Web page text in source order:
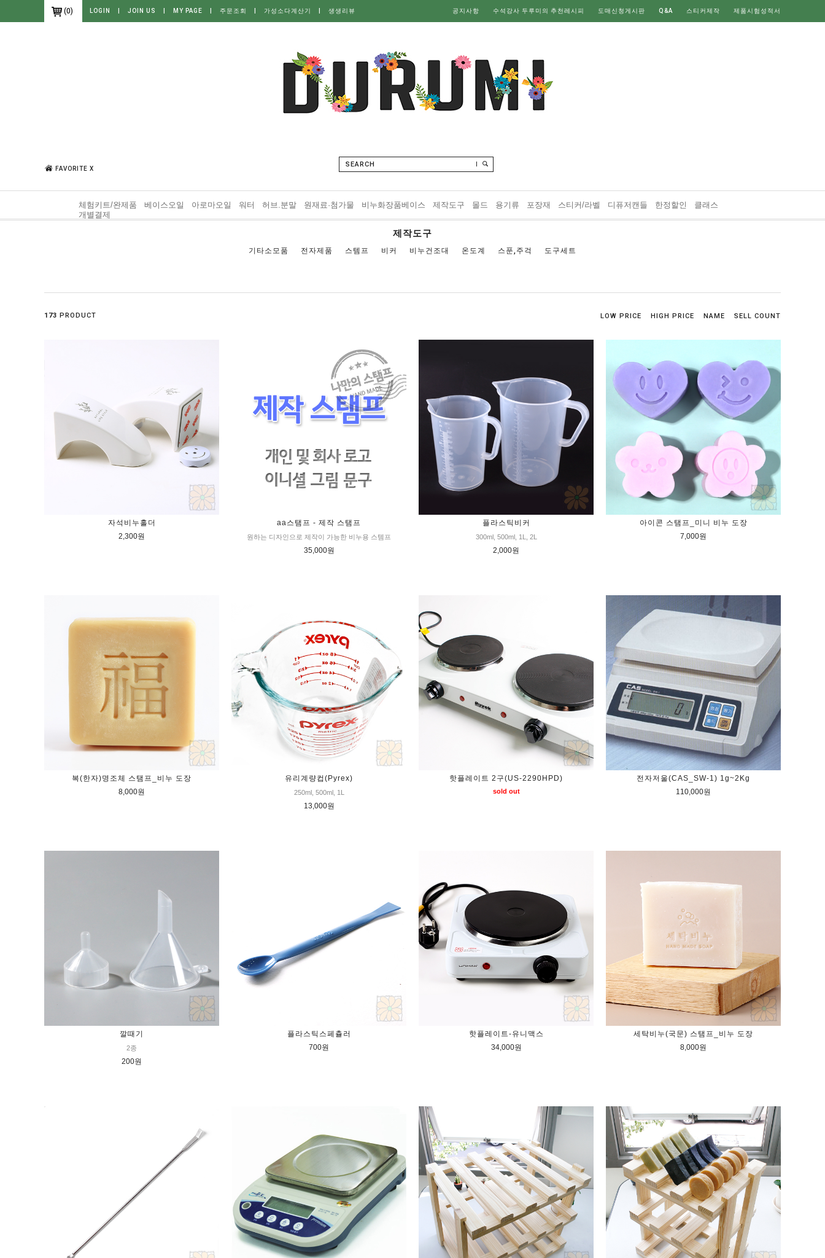
(0) LOGIN JOIN US MY PAGE 주문조회 가성소다계산기 생생리뷰 공지사항 수석강사 두루미의 추천레시피 도매신청게시판 Q&A 스티커제작 제품시험성적서
FAVORITE X
SEARCH
체험키트/완제품 베이스오일 아로마오일 워터 허브.분말 원재료·첨가물 비누화장품베이스 제작도구 몰드 용기류 포장재 스티커/라벨 디퓨저캔들 한정할인
클래스
개별결제
제작도구
기타소모품 전자제품 스템프 비커 비누건조대 온도계 스푼,주걱 도구세트
173 PRODUCT LOW PRICE HIGH PRICE NAME SELL COUNT
자석비누홀더
2,300원
aa스탬프 - 제작 스탬프
원하는 디자인으로 제작이 가능한 비누용 스템프
35,000원
플라스틱비커
300ml, 500ml, 1L, 2L
2,000원
아이콘 스탬프_미니 비누 도장
7,000원
복(한자)명조체 스탬프_비누 도장
8,000원
유리계량컵(Pyrex)
250ml, 500ml, 1L
13,000원
핫플레이트 2구(US-2290HPD)
sold out
전자저울(CAS_SW-1) 1g~2Kg
110,000원
깔때기
2종
200원
플라스틱스페츌러
700원
핫플레이트-유니맥스
34,000원
세탁비누(국문) 스탬프_비누 도장
8,000원